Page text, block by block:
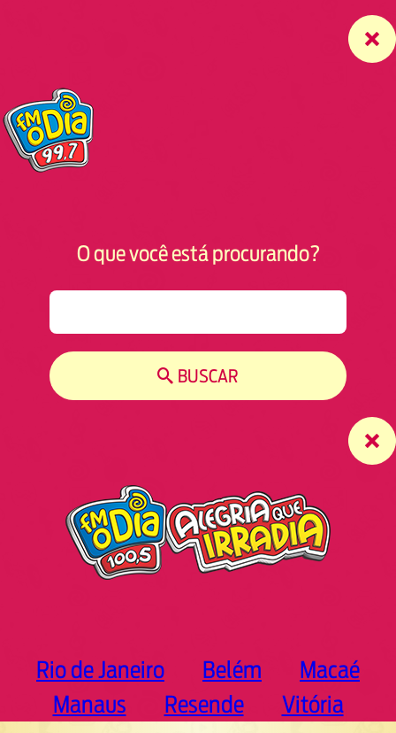
O que você está procurando?
BUSCAR
Rio de Janeiro Belém
Macaé
Manaus
Resende Vitória